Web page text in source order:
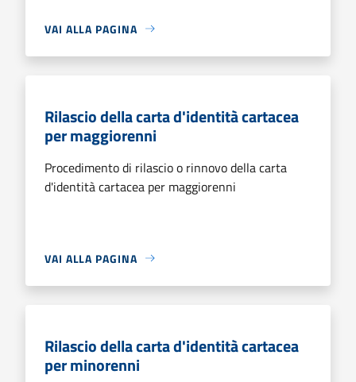
VAI ALLA PAGINA
Rilascio della carta d'identità cartacea
per maggiorenni
Procedimento di rilascio o rinnovo della carta
d'identità cartacea per maggiorenni
VAI ALLA PAGINA
Rilascio della carta d'identità cartacea
per minorenni